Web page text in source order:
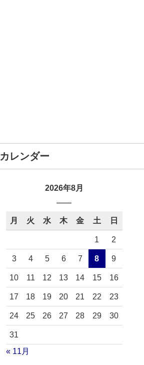
カレンダー
2026年8月
月 火 水 木 金 土 日
1 2
3 4 5 6 7 8 9
10 11 12 13 14 15 16
17 18 19 20 21 22 23
24 25 26 27 28 29 30
31
« 11月